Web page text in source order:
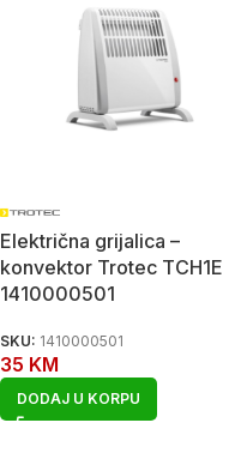
Električna grijalica –
konvektor Trotec TCH1E
1410000501
SKU: 1410000501
35 KM
DODAJ U KORPU